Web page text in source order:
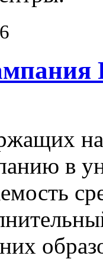
в